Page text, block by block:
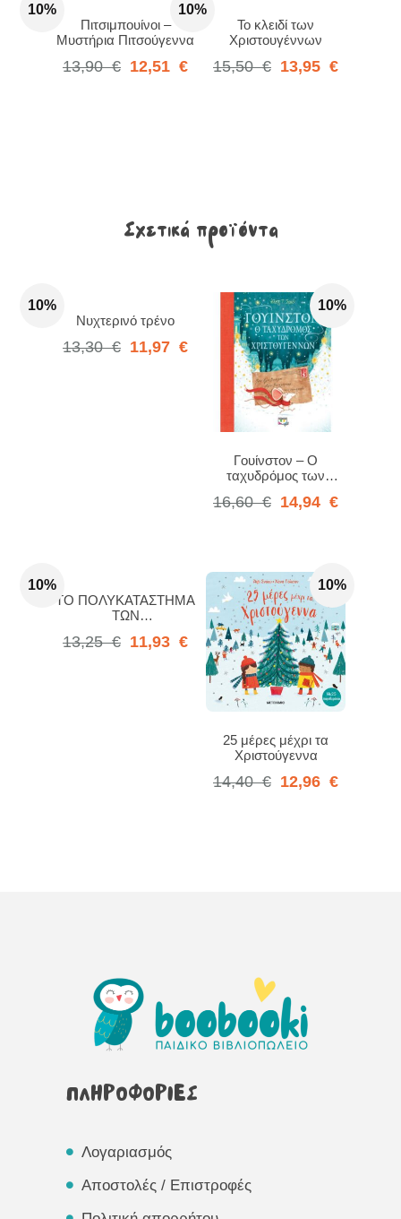
10%
Πιτσιμπουίνοι –
Μυστήρια Πιτσούγεννα
13,90 € 12,51 €
10%
Το κλειδί των
Χριστουγέννων
15,50 € 13,95 €
Σχετικά προϊόντα
10%
Νυχτερινό τρένο
13,30 € 11,97 €
10%
Γουίνστον – Ο
ταχυδρόμος των
16,60 € 14,94 €
10%
ΤΟ ΠΟΛΥΚΑΤΑΣΤΗΜΑ
ΤΩΝ
13,25 € 11,93 €
10%
25 μέρες μέχρι τα
Χριστούγεννα
14,40 € 12,96 €
ΠΛΗΡΟΦΟΡΙΕΣ
Λογαριασμός
Αποστολές / Επιστροφές